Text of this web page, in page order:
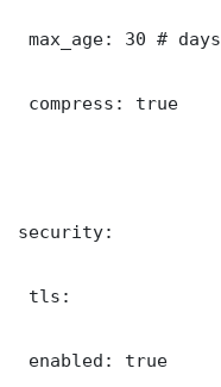
max_age: 30 # days
compress: true
security:
tls:
enabled: true